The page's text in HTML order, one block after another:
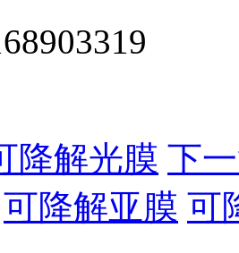
降解光膜 下
可降解亚膜 可